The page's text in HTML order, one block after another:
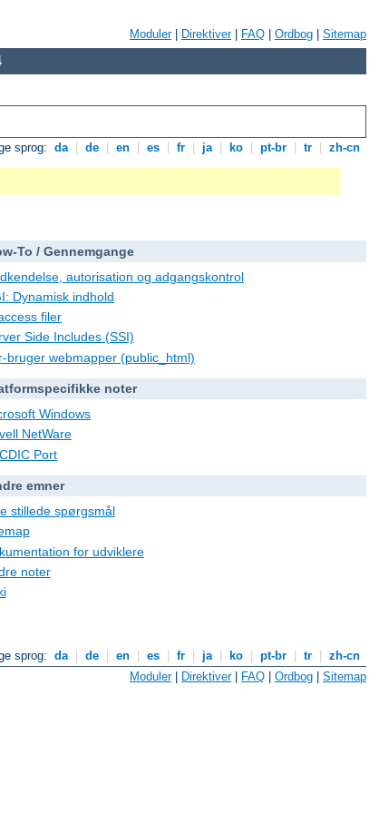
Moduler| Direktiver| FAQ Ordbog Sitemap
sprog: da de en es fr ja ko pt-br tr zh-cn
To / Gennemgange
autorisation og adgangskontrol
Dynamisk indhold
filer
Side Includes (SSI)
bruger webmapper (public_html)
noter
Windows
NetWare
Port
emner
stillede spørgsmål
for udviklere
noter
sprog: da de en es fr ja ko pt-br tr
zh-cn
Moduler| Direktiver| FAQ | Ordbog | Sitemap